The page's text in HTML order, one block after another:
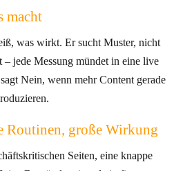
macht
was wirkt. Er sucht Muster, nicht
– jede Messung mündet in eine live
Nein, wenn mehr Content gerade
Routinen, große Wirkung
Seiten, eine knappe